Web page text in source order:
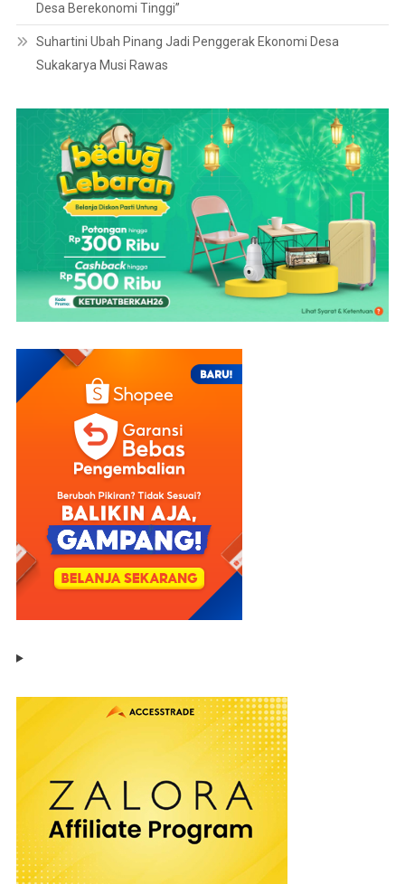
Desa Berekonomi Tinggi”
Suhartini Ubah Pinang Jadi Penggerak Ekonomi Desa
Sukakarya Musi Rawas